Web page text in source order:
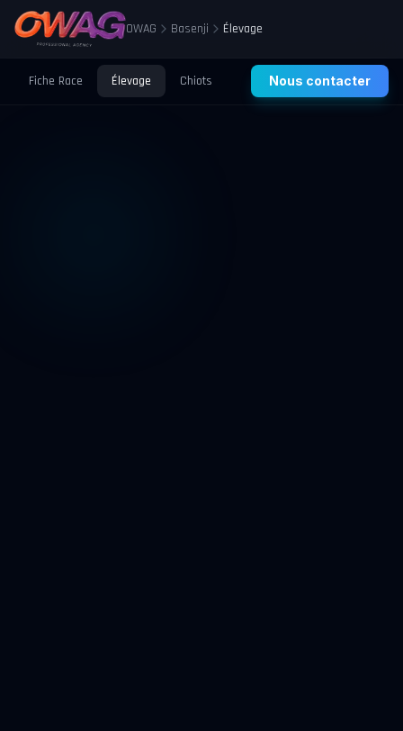
OWAG Basenji Élevage
Fiche Race Élevage Chiots Santé Éducation
Nous contacter